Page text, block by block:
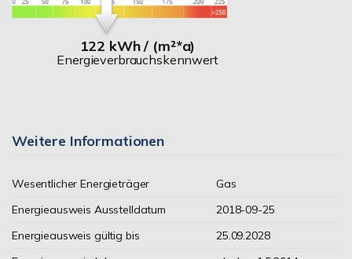
122 kWh / (m²*a)
Energieverbrauchskennwert
Weitere Informationen
Wesentlicher Energieträger
Gas
Energieausweis Ausstelldatum
2018-09-25
Energieausweis gültig bis
25.09.2028